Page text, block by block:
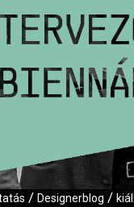
/ Designerblog /